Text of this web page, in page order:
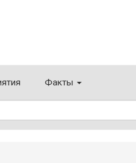
Факты